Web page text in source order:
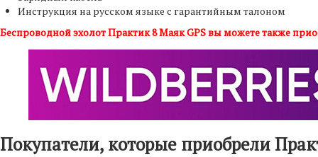
Инструкция на русском языке с гарантийным талоном
Беспроводной эхолот Практик 8 Маяк GPS вы можете также
Покупатели, которые приобрели